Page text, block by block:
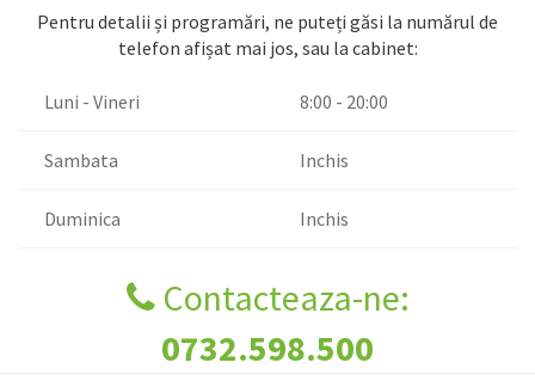
Pentru detalii și programări, ne puteți găsi la numărul de
telefon afișat mai jos, sau la cabinet:
Luni - Vineri 8:00 - 20:00
Sambata Inchis
Duminica Inchis
Contacteaza-ne:
0732.598.500